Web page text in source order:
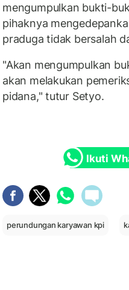
mengumpulkan bukti-
pihaknya
praduga tidak bersalah
"Akan mengumpulkan
akan melakukan
pidana," tutur Setyo.
Ikuti
perundungan karyawan kpi